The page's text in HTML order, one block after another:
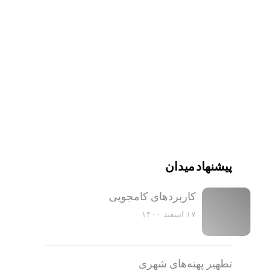
پیشنهاد میدان
کاربرد‌های کامجویی
۱۷ اسفند ۱۴۰۰
تطهیر پهنه‌های شهری